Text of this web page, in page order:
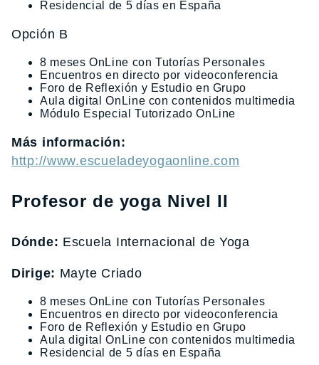
Residencial de 5 días en España
Opción B
8 meses OnLine con Tutorías Personales
Encuentros en directo por videoconferencia
Foro de Reflexión y Estudio en Grupo
Aula digital OnLine con contenidos multimedia
Módulo Especial Tutorizado OnLine
Más información:
http://www.escueladeyogaonline.com
Profesor de yoga Nivel II
Dónde: Escuela Internacional de Yoga
Dirige: Mayte Criado
8 meses OnLine con Tutorías Personales
Encuentros en directo por videoconferencia
Foro de Reflexión y Estudio en Grupo
Aula digital OnLine con contenidos multimedia
Residencial de 5 días en España